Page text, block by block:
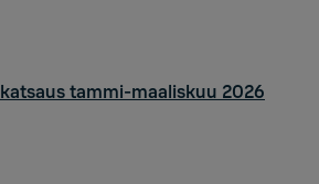
tammi-maaliskuu 2026